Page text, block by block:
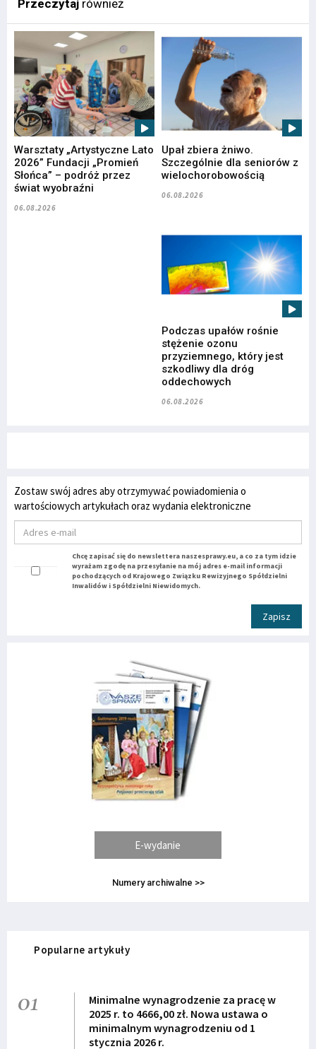
Przeczytaj również
Warsztaty „Artystyczne Lato
2026” Fundacji „Promień
Słońca” – podróż przez
świat wyobraźni
06.08.2026
Upał zbiera żniwo.
Szczególnie dla seniorów z
wielochorobowością
06.08.2026
Podczas upałów rośnie
stężenie ozonu
przyziemnego, który jest
szkodliwy dla dróg
oddechowych
06.08.2026
Zostaw swój adres aby otrzymywać powiadomienia o
wartościowych artykułach oraz wydania elektroniczne
Chcę zapisać się do newslettera naszesprawy.eu, a co za tym idzie
wyrażam zgodę na przesyłanie na mój adres e-mail informacji
pochodzących od Krajowego Związku Rewizyjnego Spółdzielni
Inwalidów i Spółdzielni Niewidomych.
Zapisz
E-wydanie
Numery archiwalne >>
Popularne artykuły
01
Minimalne wynagrodzenie za pracę w
2025 r. to 4666,00 zł. Nowa ustawa o
minimalnym wynagrodzeniu od 1
stycznia 2026 r.